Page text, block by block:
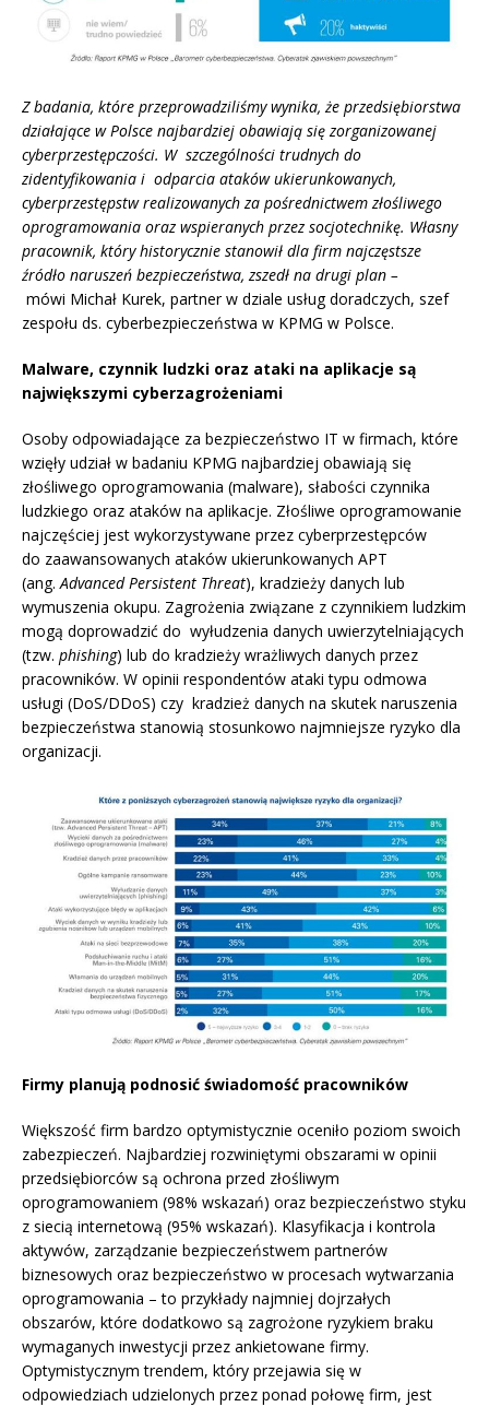
Z badania, które przeprowadziliśmy wynika, że przedsiębiorstwa
działające w Polsce najbardziej obawiają się zorganizowanej
cyberprzestępczości. W szczególności trudnych do
zidentyfikowania i odparcia ataków ukierunkowanych,
cyberprzestępstw realizowanych za pośrednictwem złośliwego
oprogramowania oraz wspieranych przez socjotechnikę. Własny
pracownik, który historycznie stanowił dla firm najczęstsze
źródło naruszeń bezpieczeństwa, zszedł na drugi plan –
mówi Michał Kurek, partner w dziale usług doradczych, szef
zespołu ds. cyberbezpieczeństwa w KPMG w Polsce.
Malware, czynnik ludzki oraz ataki na aplikacje są
największymi cyberzagrożeniami
Osoby odpowiadające za bezpieczeństwo IT w firmach, które
wzięły udział w badaniu KPMG najbardziej obawiają się
złośliwego oprogramowania (malware), słabości czynnika
ludzkiego oraz ataków na aplikacje. Złośliwe oprogramowanie
najczęściej jest wykorzystywane przez cyberprzestępców
do zaawansowanych ataków ukierunkowanych APT
(ang.Advanced Persistent Threat), kradzieży danych lub
wymuszenia okupu. Zagrożenia związane z czynnikiem ludzkim
mogą doprowadzić do wyłudzenia danych uwierzytelniających
(tzw. phishing) lub do kradzieży wrażliwych danych przez
pracowników. W opinii respondentów ataki typu odmowa
usługi (DoS/DDoS) czy kradzież danych na skutek naruszenia
bezpieczeństwa stanowią stosunkowo najmniejsze ryzyko dla
organizacji.
Firmy planują podnosić świadomość pracowników
Większość firm bardzo optymistycznie oceniło poziom swoich
zabezpieczeń. Najbardziej rozwiniętymi obszarami w opinii
przedsiębiorców są ochrona przed złośliwym
oprogramowaniem (98% wskazań) oraz bezpieczeństwo styku
z siecią internetową (95% wskazań). Klasyfikacja i kontrola
aktywów, zarządzanie bezpieczeństwem partnerów
biznesowych oraz bezpieczeństwo w procesach wytwarzania
oprogramowania – to przykłady najmniej dojrzałych
obszarów, które dodatkowo są zagrożone ryzykiem braku
wymaganych inwestycji przez ankietowane firmy.
Optymistycznym trendem, który przejawia się w
odpowiedziach udzielonych przez ponad połowę firm, jest